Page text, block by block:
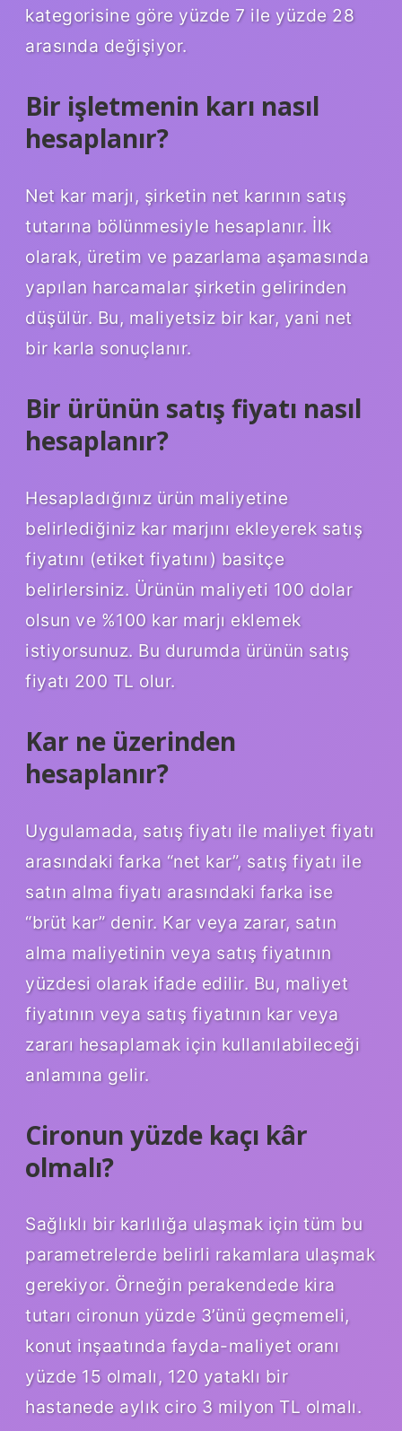
kategorisine göre yüzde 7 ile yüzde 28
arasında değişiyor.
Bir işletmenin karı nasıl
hesaplanır?
Net kar marjı, şirketin net karının satış
tutarına bölünmesiyle hesaplanır. İlk
olarak, üretim ve pazarlama aşamasında
yapılan harcamalar şirketin gelirinden
düşülür. Bu, maliyetsiz bir kar, yani net
bir karla sonuçlanır.
Bir ürünün satış fiyatı nasıl
hesaplanır?
Hesapladığınız ürün maliyetine
belirlediğiniz kar marjını ekleyerek satış
fiyatını (etiket fiyatını) basitçe
belirlersiniz. Ürünün maliyeti 100 dolar
olsun ve %100 kar marjı eklemek
istiyorsunuz. Bu durumda ürünün satış
fiyatı 200 TL olur.
Kar ne üzerinden
hesaplanır?
Uygulamada, satış fiyatı ile maliyet fiyatı
arasındaki farka “net kar”, satış fiyatı ile
satın alma fiyatı arasındaki farka ise
“brüt kar” denir. Kar veya zarar, satın
alma maliyetinin veya satış fiyatının
yüzdesi olarak ifade edilir. Bu, maliyet
fiyatının veya satış fiyatının kar veya
zararı hesaplamak için kullanılabileceği
anlamına gelir.
Cironun yüzde kaçı kâr
olmalı?
Sağlıklı bir karlılığa ulaşmak için tüm bu
parametrelerde belirli rakamlara ulaşmak
gerekiyor. Örneğin perakendede kira
tutarı cironun yüzde 3’ünü geçmemeli,
konut inşaatında fayda-maliyet oranı
yüzde 15 olmalı, 120 yataklı bir
hastanede aylık ciro 3 milyon TL olmalı.